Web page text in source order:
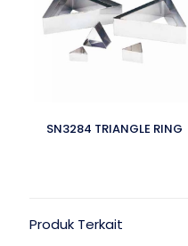
SN3284 TRIANGLE RING
Produk Terkait